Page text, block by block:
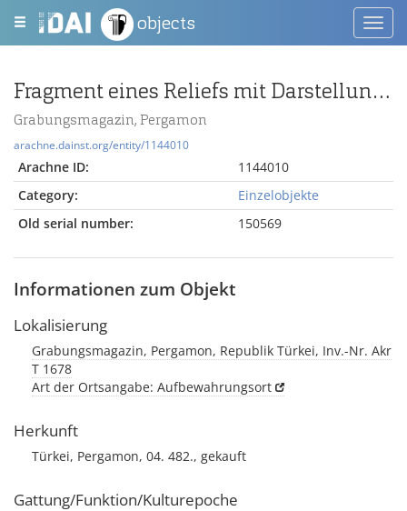
objects
Fragment eines Reliefs mit Darstellung der Athena
Grabungsmagazin, Pergamon
arachne.dainst.org/entity/1144010
Arachne ID:
1144010
Category:
Einzelobjekte
Old serial number:
150569
Informationen zum Objekt
Lokalisierung
Grabungsmagazin, Pergamon, Republik Türkei, Inv.-Nr. Akr
T 1678
Art der Ortsangabe: Aufbewahrungsort
Herkunft
Türkei, Pergamon, 04. 482., gekauft
Gattung/Funktion/Kulturepoche